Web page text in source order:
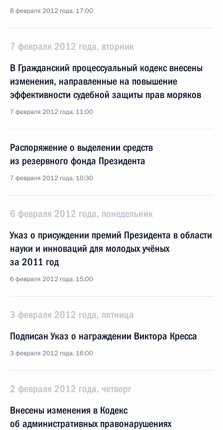
8 февраля 2012 года, 17:00
7 февраля 2012 года, вторник
В Гражданский процессуальный кодекс внесены
изменения, направленные на повышение
эффективности судебной защиты прав моряков
7 февраля 2012 года, 11:00
Распоряжение о выделении средств
из резервного фонда Президента
7 февраля 2012 года, 10:30
6 февраля 2012 года, понедельник
Указ о присуждении премий Президента в области
науки и инноваций для молодых учёных
за 2011 год
6 февраля 2012 года, 15:00
3 февраля 2012 года, пятница
Подписан Указ о награждении Виктора Кресса
3 февраля 2012 года, 16:00
2 февраля 2012 года, четверг
Внесены изменения в Кодекс
об административных правонарушениях